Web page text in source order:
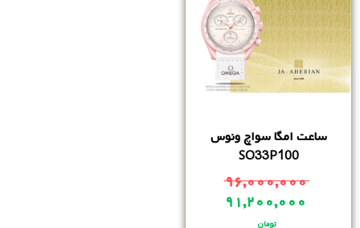
ساعت امگا سواچ ونوس
SO33P100
۹۶,۰۰۰,۰۰۰
۹۱,۲۰۰,۰۰۰
تومان